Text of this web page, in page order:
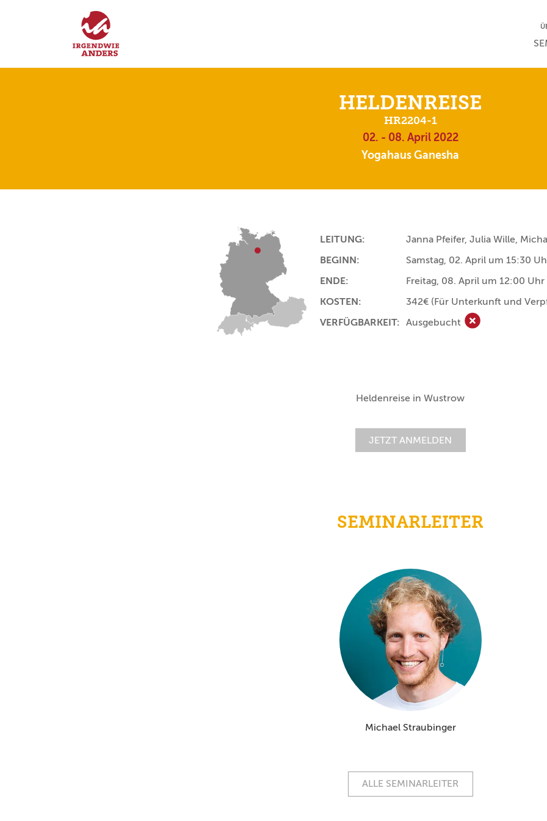
HELDENREISE
HR2204-1
02. - 08. April 2022
Yogahaus Ganesha
LEITUNG:
Janna Pfeifer, Julia Wille,
BEGINN:
Samstag, 02. April um 15:30
ENDE:
Freitag, 08. April um 12:00 Uhr
KOSTEN:
342€ (Für Unterkunft und
VERFÜGBARKEIT: Ausgebucht Ausgebucht
Heldenreise in Wustrow
JETZT ANMELDEN
SEMINARLEITER
Michael Straubinger
ALLE SEMINARLEITER